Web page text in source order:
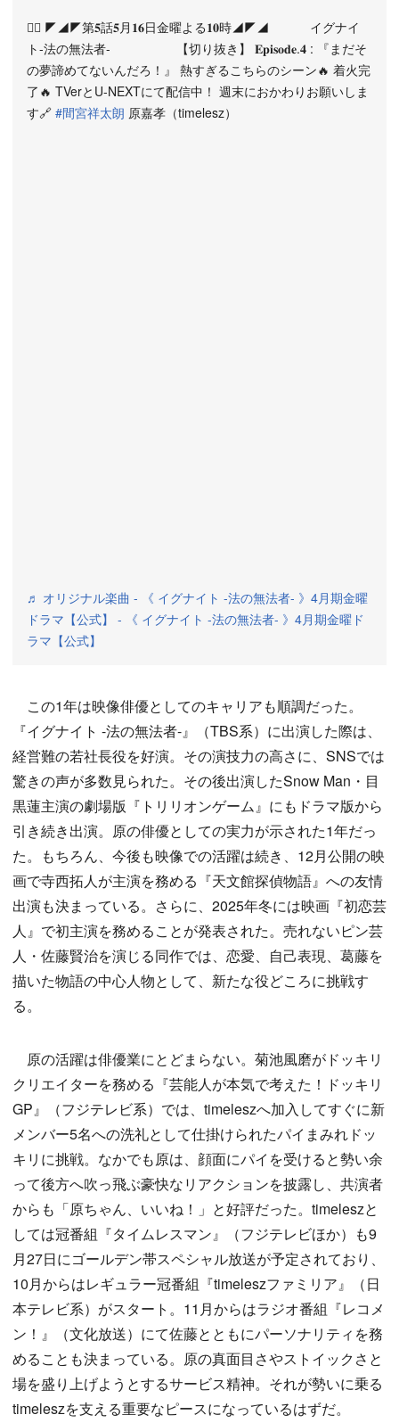
❤️‍🔥 ◤◢◤第𝟓話𝟓月𝟏𝟔日金曜よる𝟏𝟎時◢◤◢ イグナイ
ト-法の無法者- 【切り抜き】 𝐄𝐩𝐢𝐬𝐨𝐝𝐞.𝟒 : 『まだそ
の夢諦めてないんだろ！』 熱すぎるこちらのシーン🔥 着火完
了🔥 TVerとU-NEXTにて配信中！ 週末におかわりお願いしま
す🔗 #間宮祥太朗 原嘉孝（timelesz）
♬ オリジナル楽曲 - 《 イグナイト -法の無法者- 》4月期金曜
ドラマ【公式】 - 《 イグナイト -法の無法者- 》4月期金曜ド
ラマ【公式】
この1年は映像俳優としてのキャリアも順調だった。
『イグナイト -法の無法者-』（TBS系）に出演した際は、
経営難の若社長役を好演。その演技力の高さに、SNSでは
驚きの声が多数見られた。その後出演したSnow Man・目
黒蓮主演の劇場版『トリリオンゲーム』にもドラマ版から
引き続き出演。原の俳優としての実力が示された1年だっ
た。もちろん、今後も映像での活躍は続き、12月公開の映
画で寺西拓人が主演を務める『天文館探偵物語』への友情
出演も決まっている。さらに、2025年冬には映画『初恋芸
人』で初主演を務めることが発表された。売れないピン芸
人・佐藤賢治を演じる同作では、恋愛、自己表現、葛藤を
描いた物語の中心人物として、新たな役どころに挑戦す
る。
原の活躍は俳優業にとどまらない。菊池風磨がドッキリ
クリエイターを務める『芸能人が本気で考えた！ドッキリ
GP』（フジテレビ系）では、timeleszへ加入してすぐに新
メンバー5名への洗礼として仕掛けられたパイまみれドッ
キリに挑戦。なかでも原は、顔面にパイを受けると勢い余
って後方へ吹っ飛ぶ豪快なリアクションを披露し、共演者
からも「原ちゃん、いいね！」と好評だった。timeleszと
しては冠番組『タイムレスマン』（フジテレビほか）も9
月27日にゴールデン帯スペシャル放送が予定されており、
10月からはレギュラー冠番組『timeleszファミリア』（日
本テレビ系）がスタート。11月からはラジオ番組『レコメ
ン！』（文化放送）にて佐藤とともにパーソナリティを務
めることも決まっている。原の真面目さやストイックさと
場を盛り上げようとするサービス精神。それが勢いに乗る
timeleszを支える重要なピースになっているはずだ。